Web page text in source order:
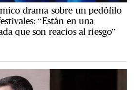
drama sobre un pedófilo
“Están en una
que son reacios al riesgo”